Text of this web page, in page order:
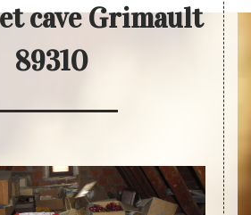
cave Grimault
89310